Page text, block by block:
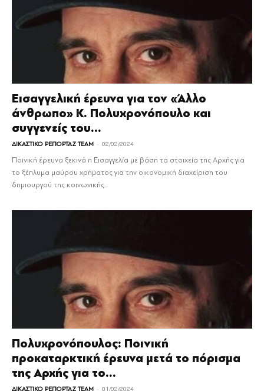
Εισαγγελική έρευνα για τον «Άλλο
άνθρωπο» Κ. Πολυχρονόπουλο και
συγγενείς του...
ΔΙΚΑΣΤΙΚΟ ΡΕΠΟΡΤΑΖ TEAM - 02/02/2024
Ποινική έρευνα ξεκινά η Εισαγγελία με βάση τα στοιχεία της Αρχής για
το ξέπλυμα μαύρου χρήματος για την οικονομική διαχείριση του
δημιουργού της κοινωνικής...
Πολυχρονόπουλος: Ποινική
προκαταρκτική έρευνα μετά το πόρισμα
της Αρχής για το...
ΔΙΚΑΣΤΙΚΟ ΡΕΠΟΡΤΑΖ TEAM - 01/02/2024